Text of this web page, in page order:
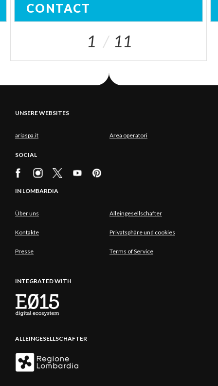
CONTACT
1 11
UNSERE WEBSITES
ariaspa.it Area operatori
SOCIAL
IN LOMBARDIA
Über uns Alleingesellschafter
Kontakte Privatsphäre und cookies
Presse Terms of Service
INTEGRATED WITH
ALLEINGESELLSCHAFTER